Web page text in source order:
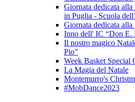
Giornata dedicata
in Puglia - Scuola
Giornata dedicata
Inno dell' IC “Don E.
Il nostro magico
Pio”
Week Basket Special
La Magia del Natale
Montemurro's
#MobDance2023